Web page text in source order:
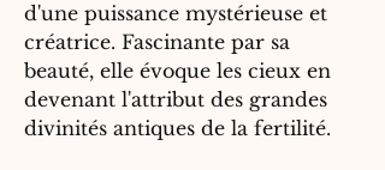
d'une puissance mystérieuse et
créatrice. Fascinante par sa
beauté, elle évoque les cieux en
devenant l'attribut des grandes
divinités antiques de la fertilité.